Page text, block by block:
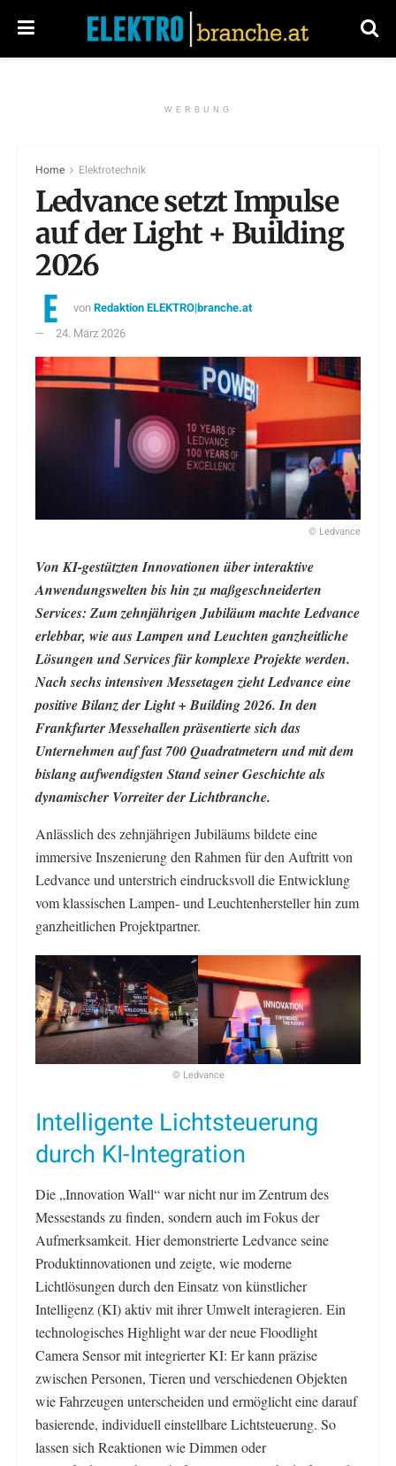
WERBUNG
Home Elektrotechnik
Ledvance setzt Impulse
auf der Light + Building
2026
vonRedaktion ELEKTRO|branche.at
24. März 2026
© Ledvance
Von KI-gestützten Innovationen über interaktive
Anwendungswelten bis hin zu maßgeschneiderten
Services: Zum zehnjährigen Jubiläum machte Ledvance
erlebbar, wie aus Lampen und Leuchten ganzheitliche
Lösungen und Services für komplexe Projekte werden.
Nach sechs intensiven Messetagen zieht Ledvance eine
positive Bilanz der Light + Building 2026. In den
Frankfurter Messehallen präsentierte sich das
Unternehmen auf fast 700 Quadratmetern und mit dem
bislang aufwendigsten Stand seiner Geschichte als
dynamischer Vorreiter der Lichtbranche.
Anlässlich des zehnjährigen Jubiläums bildete eine
immersive Inszenierung den Rahmen für den Auftritt von
Ledvance und unterstrich eindrucksvoll die Entwicklung
vom klassischen Lampen- und Leuchtenhersteller hin zum
ganzheitlichen Projektpartner.
© Ledvance
Intelligente Lichtsteuerung
durch KI-Integration
Die „Innovation Wall“ war nicht nur im Zentrum des
Messestands zu finden, sondern auch im Fokus der
Aufmerksamkeit. Hier demonstrierte Ledvance seine
Produktinnovationen und zeigte, wie moderne
Lichtlösungen durch den Einsatz von künstlicher
Intelligenz (KI) aktiv mit ihrer Umwelt interagieren. Ein
technologisches Highlight war der neue Floodlight
Camera Sensor mit integrierter KI: Er kann präzise
zwischen Personen, Tieren und verschiedenen Objekten
wie Fahrzeugen unterscheiden und ermöglicht eine darauf
basierende, individuell einstellbare Lichtsteuerung. So
lassen sich Reaktionen wie Dimmen oder